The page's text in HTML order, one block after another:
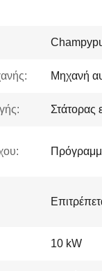
Μηχανή
Στάτορας
10 kW